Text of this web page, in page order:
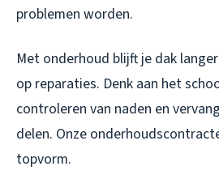
problemen worden.
Met onderhoud blijft je dak
op reparaties. Denk aan het
controleren van naden en
delen. Onze
topvorm.